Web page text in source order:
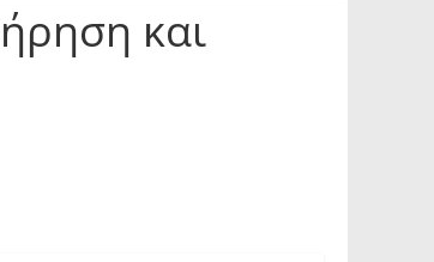
και